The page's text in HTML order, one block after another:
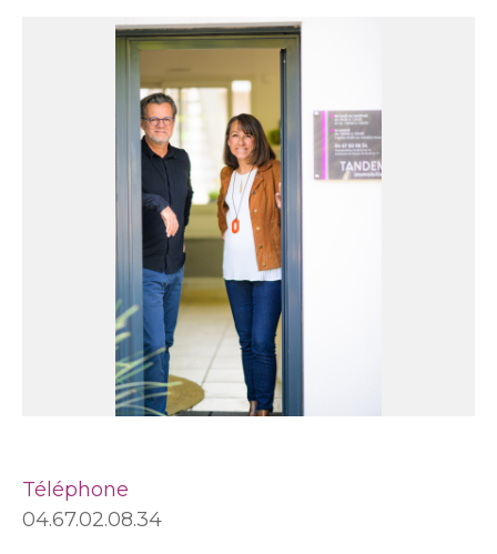
Téléphone
04.67.02.08.34